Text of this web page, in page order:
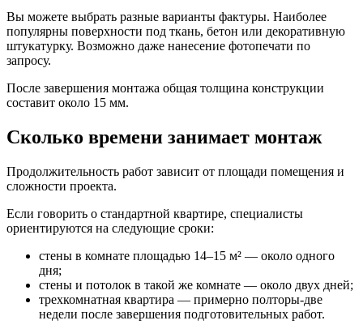
Вы можете выбрать разные варианты фактуры. Наиболее
популярны поверхности под ткань, бетон или декоративную
штукатурку. Возможно даже нанесение фотопечати по
запросу.
После завершения монтажа общая толщина конструкции
составит около 15 мм.
Сколько времени занимает монтаж
Продолжительность работ зависит от площади помещения и
сложности проекта.
Если говорить о стандартной квартире, специалисты
ориентируются на следующие сроки:
стены в комнате площадью 14–15 м² — около одного
дня;
стены и потолок в такой же комнате — около двух дней;
трехкомнатная квартира — примерно полторы-две
недели после завершения подготовительных работ.